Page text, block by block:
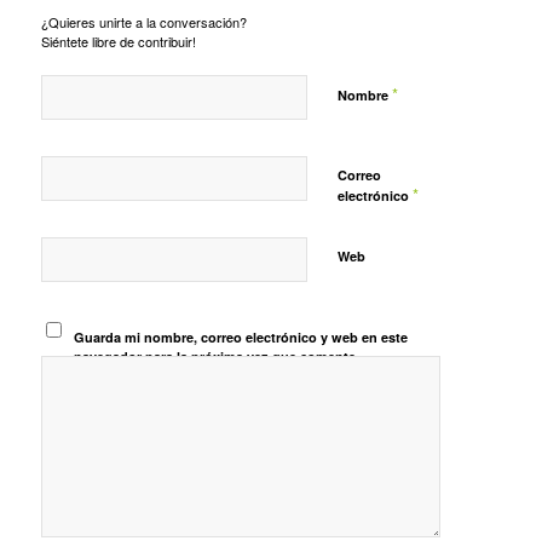
¿Quieres unirte a la conversación?
Siéntete libre de contribuir!
Nombre *
Correo
electrónico *
Web
Guarda mi nombre, correo electrónico y web en este
navegador para la próxima vez que comente.